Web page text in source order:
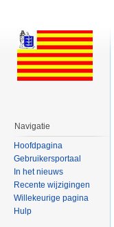
Navigatie
Hoofdpagina
Gebruikersportaal
In het nieuws
Recente wijzigingen
Willekeurige pagina
Hulp